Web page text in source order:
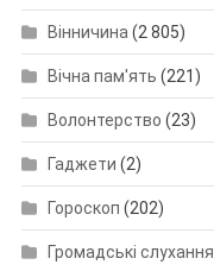
Вінничина (2 805)
Вічна пам'ять (221)
Волонтерство (23)
Гаджети (2)
Гороскоп (202)
Громадські слухання